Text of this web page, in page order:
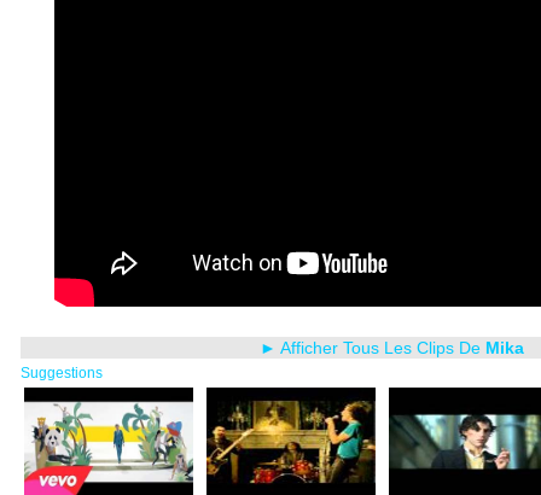
► Afficher Tous Les Clips De Mika
Suggestions